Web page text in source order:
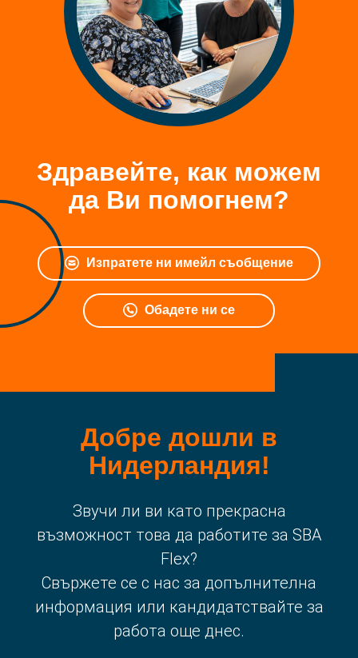
Здравейте, как можем
да Ви помогнем?
Изпратете ни имейл съобщение
Обадете ни се
Добре дошли в
Нидерландия!
Звучи ли ви като прекрасна
възможност това да работите за SBA
Flex?
Свържете се с нас за допълнителна
информация или кандидатствайте за
работа още днес.